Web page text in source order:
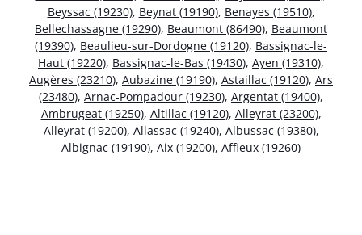
Beyssac (19230), Beynat (19190), Benayes (19510),
Bellechassagne (19290), Beaumont (86490), Beaumont
(19390), Beaulieu-sur-Dordogne (19120), Bassignac-le-
Haut (19220), Bassignac-le-Bas (19430), Ayen (19310),
Augères (23210), Aubazine (19190), Astaillac (19120), Ars
(23480), Arnac-Pompadour (19230), Argentat (19400),
Ambrugeat (19250), Altillac (19120), Alleyrat (23200),
Alleyrat (19200), Allassac (19240), Albussac (19380),
Albignac (19190), Aix (19200), Affieux (19260)